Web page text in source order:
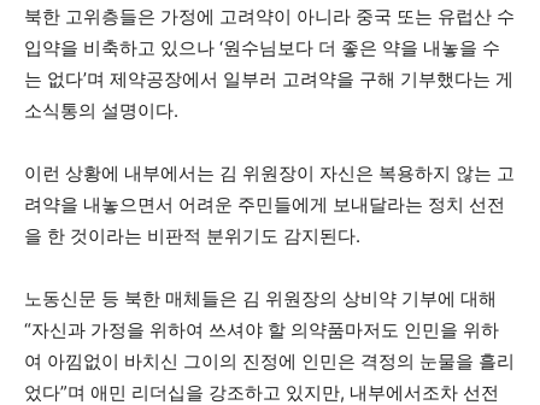
북한 고위층들은 가정에 고려약이 아니라 중국 또는 유럽산 수
입약을 비축하고 있으나 ‘원수님보다 더 좋은 약을 내놓을 수
는 없다’며 제약공장에서 일부러 고려약을 구해 기부했다는 게
소식통의 설명이다.
이런 상황에 내부에서는 김 위원장이 자신은 복용하지 않는 고
려약을 내놓으면서 어려운 주민들에게 보내달라는 정치 선전
을 한 것이라는 비판적 분위기도 감지된다.
노동신문 등 북한 매체들은 김 위원장의 상비약 기부에 대해
“자신과 가정을 위하여 쓰셔야 할 의약품마저도 인민을 위하
여 아낌없이 바치신 그이의 진정에 인민은 격정의 눈물을 흘리
었다”며 애민 리더십을 강조하고 있지만, 내부에서조차 선전